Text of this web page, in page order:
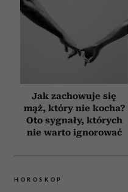
Jak zachowuje się
mąż, który nie kocha?
Oto sygnały, których
nie warto ignorować
HOROSKOP